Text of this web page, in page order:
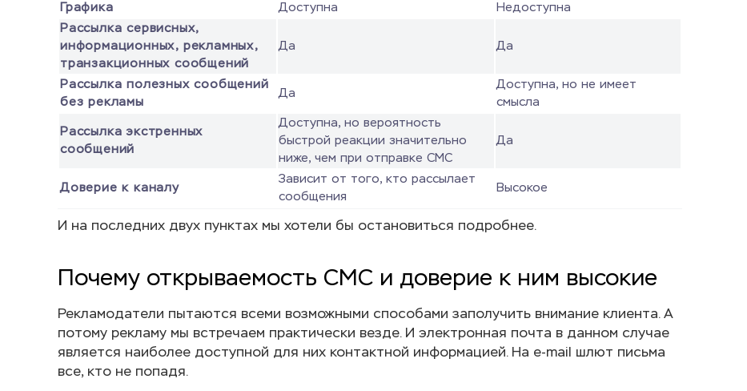
Графика
Доступна
Недоступна
Рассылка сервисных,
информационных, рекламных,
транзакционных сообщений
Да Да
Рассылка полезных сообщений
без рекламы
Да
Доступна, но не имеет
смысла
Рассылка экстренных
сообщений
Доступна, но вероятность
быстрой реакции значительно
ниже, чем при отправке СМС
Да
Доверие к каналу
Зависит от того, кто рассылает
сообщения
Высокое
И на последних двух пунктах мы хотели бы остановиться подробнее.
Почему открываемость СМС и доверие к ним высокие
Рекламодатели пытаются всеми возможными способами заполучить внимание клиента. А
потому рекламу мы встречаем практически везде. И электронная почта в данном случае
является наиболее доступной для них контактной информацией. На e-mail шлют письма
все, кто не попадя.